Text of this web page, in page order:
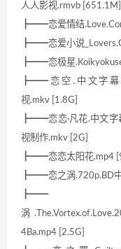
人人影视.rmvb [651.1M]
┣━━恋爱情结
┣━━恋爱小说
┣━━恋极星
┣━━恋空.中文字幕
视.mkv [1.8G]
┣━━恋恋·凡花.中文字
视制作.mkv [2G]
┣━━恋恋太阳花.mp4
┣━━恋之涡.720p.BD
涡
4Ba.mp4 [2.5G]